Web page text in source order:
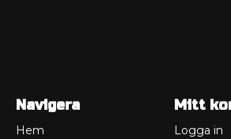
Navigera
Hem
Mitt
Logga in